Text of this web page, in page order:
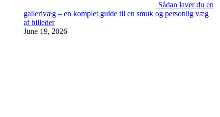
Sådan laver du en
gallerivæg – en komplet guide til en smuk og personlig væg
af billeder
June 19, 2026